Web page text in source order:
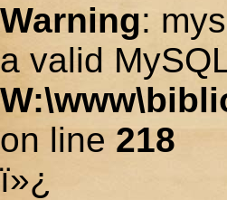
Warning:
a valid
on line 218
ï»¿